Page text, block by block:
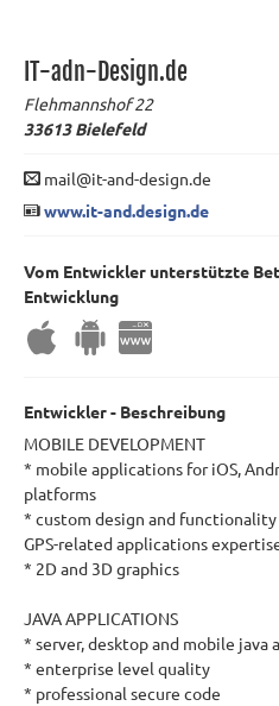
IT-adn-Design.de
Flehmannshof 22
33613Bielefeld
mail@it-and-design.de
www.it-and.design.de
Vom Entwickler unterstützte
Entwicklung
Entwickler - Beschreibung
MOBILE DEVELOPMENT
* mobile applications for iOS,
platforms
* custom design and functionality
GPS-related applications
* 2D and 3D graphics
JAVA APPLICATIONS
* server, desktop and mobile java
* enterprise level quality
* professional secure code